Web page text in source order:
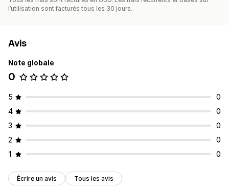
l’utilisation sont facturés tous les 30 jours.
Avis
Note globale
0
5
0
4
0
3
0
2
0
1
0
Écrire un avis Tous les avis